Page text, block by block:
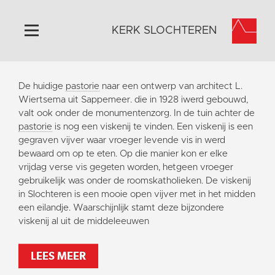
Home
Algemeen
Historie
Omgeving
Activiteiten
Steun ons
Contact
Vaktaal
KERK SLOCHTEREN
De huidige pastorie naar een ontwerp van architect L.
Wiertsema uit Sappemeer. die in 1928 iwerd gebouwd,
valt ook onder de monumentenzorg. In de tuin achter de
pastorie is nog een viskenij te vinden. Een viskenij is een
gegraven vijver waar vroeger levende vis in werd
bewaard om op te eten. Op die manier kon er elke
vrijdag verse vis gegeten worden, hetgeen vroeger
gebruikelijk was onder de roomskatholieken. De viskenij
in Slochteren is een mooie open vijver met in het midden
een eilandje. Waarschijnlijk stamt deze bijzondere
viskenij al uit de middeleeuwen
LEES MEER